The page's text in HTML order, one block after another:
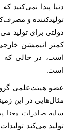
پیدا نمی‌کنید که
و
برای تولید
انیمیشن خارجی
در حالی که
هیئت‌علمی گروه
در این
صادرات معنا
می‌کند